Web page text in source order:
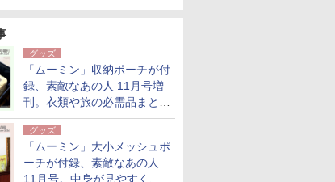
グッズ
「ムーミン」収納ポーチが付
録、素敵なあの人 11月号増
刊。衣類や旅の必需品まとま
る大小2個セット
グッズ
「ムーミン」大小メッシュポ
ーチが付録、素敵なあの人
11月号。中身が見やすく、温